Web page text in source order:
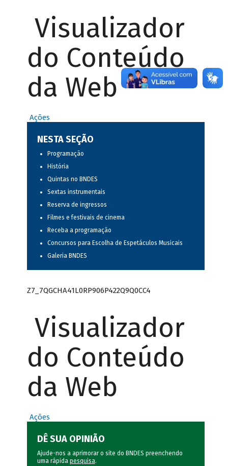
Visualizador
do Conteúdo
da Web
Ações
NESTA SEÇÃO
Programação
História
Quintas no BNDES
Sextas instrumentais
Reserva de ingressos
Filmes e festivais de cinema
Receba a programação
Concursos para Escolha de Espetáculos Musicais
Galeria BNDES
Z7_7QGCHA41L0RP906P422Q9Q0CC4
Visualizador
do Conteúdo
da Web
Ações
DÊ SUA OPINIÃO
Ajude-nos a aprimorar o site do BNDES preenchendo
uma rápida pesquisa.